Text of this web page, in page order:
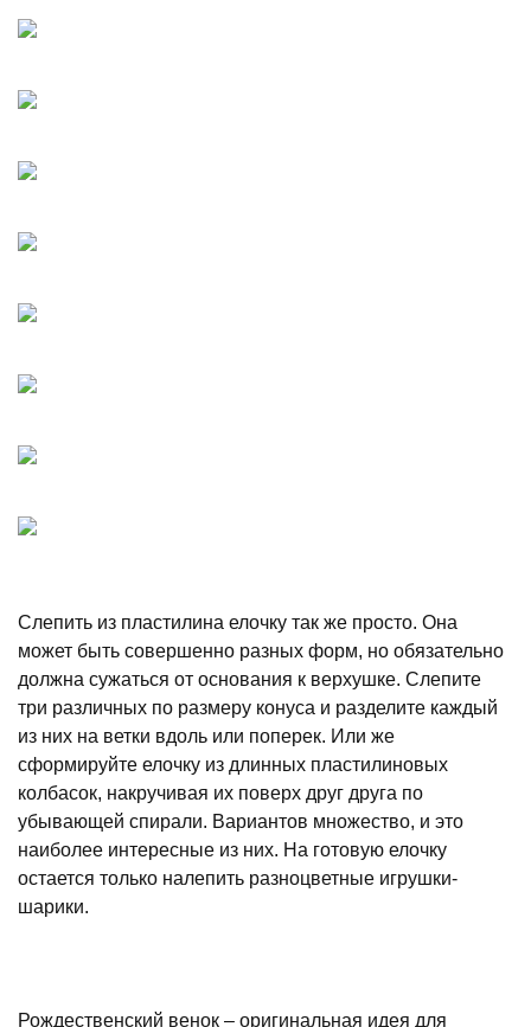
Слепить из пластилина елочку так же просто. Она
может быть совершенно разных форм, но обязательно
должна сужаться от основания к верхушке. Слепите
три различных по размеру конуса и разделите каждый
из них на ветки вдоль или поперек. Или же
сформируйте елочку из длинных пластилиновых
колбасок, накручивая их поверх друг друга по
убывающей спирали. Вариантов множество, и это
наиболее интересные из них. На готовую елочку
остается только налепить разноцветные игрушки-
шарики.
Рождественский венок – оригинальная идея для